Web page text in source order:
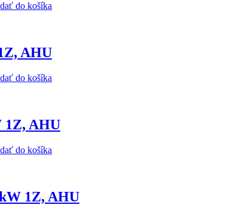
do košíka
AHU
do košíka
1Z, AHU
do košíka
1Z, AHU